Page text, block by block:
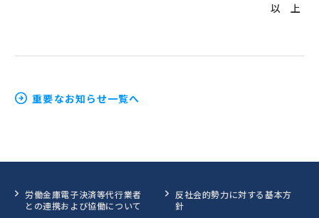
以 上
重要なお知らせ一覧へ
労働金庫電子決済等代行業者
との連携および協働について
反社会的勢力に対する基本方
針